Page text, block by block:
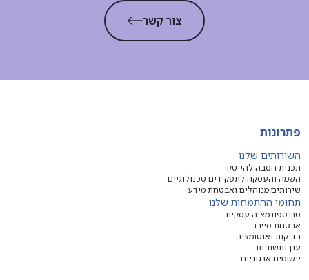
צור קשר
פתרונות
השירותים שלנו
תכנית הסבה להייטק
השמה והעסקה לתפקידים טכנולוגיים
שירותים מנוהלים ואבטחת מידע
תחומי ההתמחות שלנו
טרנספורמציה עסקית
אבטחת סייבר
בדיקות ואוטומציה
ענן ותשתיות
יישומים ארגוניים